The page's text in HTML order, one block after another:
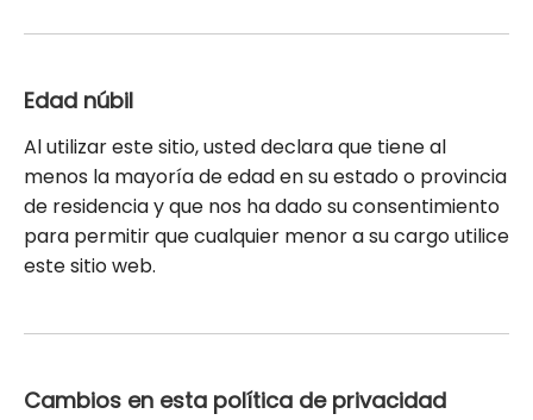
Edad núbil
Al utilizar este sitio, usted declara que tiene al
menos la mayoría de edad en su estado o provincia
de residencia y que nos ha dado su consentimiento
para permitir que cualquier menor a su cargo utilice
este sitio web.
Cambios en esta política de privacidad